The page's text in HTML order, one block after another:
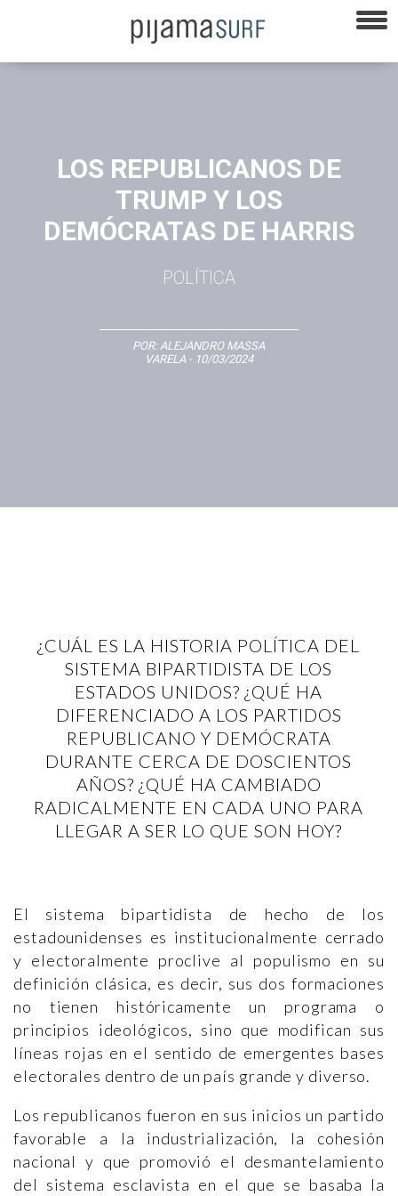
LOS REPUBLICANOS DE
TRUMP Y LOS
DEMÓCRATAS DE HARRIS
POLÍTICA
POR: ALEJANDRO MASSA
VARELA- 10/03/2024
¿CUÁL ES LA HISTORIA POLÍTICA DEL
SISTEMA BIPARTIDISTA DE LOS
ESTADOS UNIDOS? ¿QUÉ HA
DIFERENCIADO A LOS PARTIDOS
REPUBLICANO Y DEMÓCRATA
DURANTE CERCA DE DOSCIENTOS
AÑOS? ¿QUÉ HA CAMBIADO
RADICALMENTE EN CADA UNO PARA
LLEGAR A SER LO QUE SON HOY?
El sistema bipartidista de hecho de los
estadounidenses es institucionalmente cerrado
y electoralmente proclive al populismo en su
definición clásica, es decir, sus dos formaciones
no tienen históricamente un programa o
principios ideológicos, sino que modifican sus
líneas rojas en el sentido de emergentes bases
electorales dentro de un país grande y diverso.
Los republicanos fueron en sus inicios un partido
favorable a la industrialización, la cohesión
nacional y que promovió el desmantelamiento
del sistema esclavista en el que se basaba la